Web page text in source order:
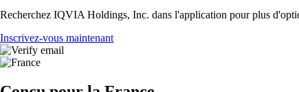
Recherchez IQVIA Holdings, Inc. dans l'application pour plus
Inscrivez-vous maintenant